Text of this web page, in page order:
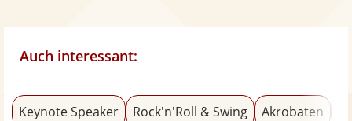
Auch interessant:
Keynote Speaker Rock'n'Roll & Swing Akrobaten